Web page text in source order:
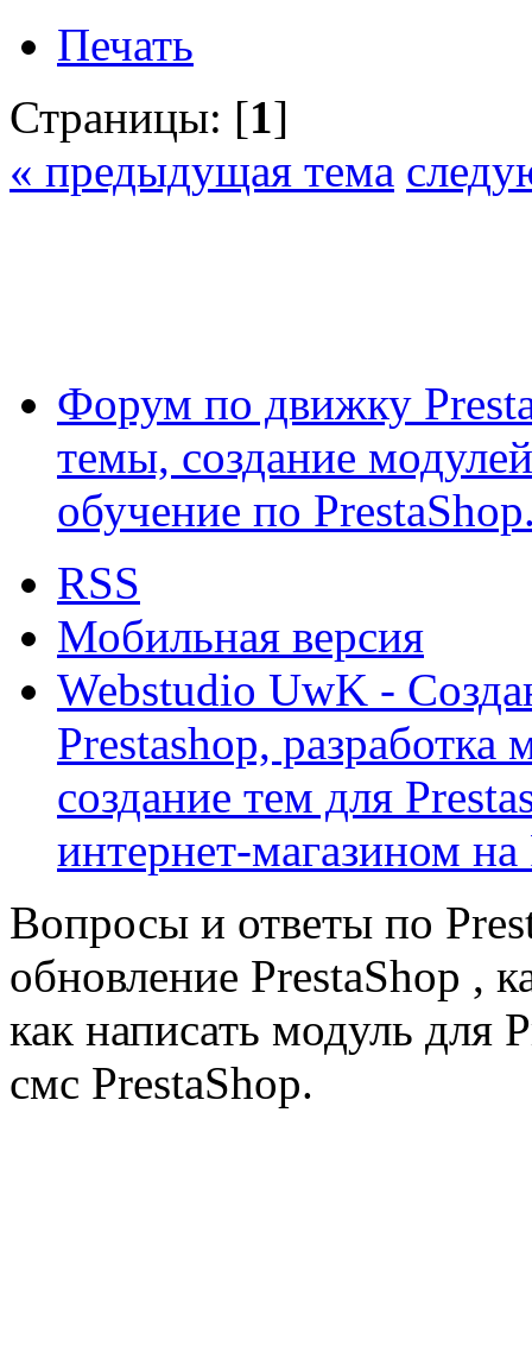
Печать
Страницы: [1]
« предыдущая тема
Форум по движку
темы, создание
обучение по
RSS
Мобильная версия
Webstudio UwK -
Prestashop, разработка
создание тем для
интернет-магазином на
Вопросы и ответы по
обновление PrestaShop ,
как написать модуль для
смс PrestaShop.